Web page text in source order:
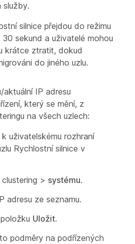
služby.
silnice přejdou do režimu
sekund a uživatelé mohou
krátce ztratit, dokud
do jiného uzlu.
IP adresu
který se mění, z
na všech uzlech:
uživatelskému rozhraní
Rychlostní silnice v
clustering > systému.
adresu ze seznamu.
Uložit.
podměry na podřízených